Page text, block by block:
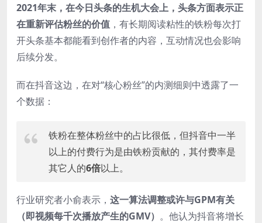
2021年末，在今日头条的生机大会上，头条方面表示正
在重新评估粉丝的价值 ，有长期阅读粘性的铁粉每次打
开头条基本都能看到创作者的内容，互动情况也会影响
后续分发。
而在抖音这边，在对“核心粉丝”的内测细则中透露了一
个数据：
铁粉在整体粉丝中的占比很低，但抖音中一半
以上的付费行为是由铁粉贡献的，其付费率是
其它人的6倍以上。
行业研究者小俞表示， 这一算法调整或许与GPM有关
（即视频每千次播放产生的GMV） 。他认为抖音将增长